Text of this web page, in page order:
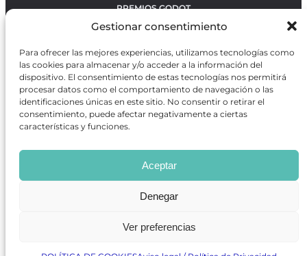
Gestionar consentimiento
Para ofrecer las mejores experiencias, utilizamos tecnologías como
las cookies para almacenar y/o acceder a la información del
dispositivo. El consentimiento de estas tecnologías nos permitirá
procesar datos como el comportamiento de navegación o las
identificaciones únicas en este sitio. No consentir o retirar el
consentimiento, puede afectar negativamente a ciertas
características y funciones.
Aceptar
Denegar
Ver preferencias
PREMIOS GODOT
CONTACTO
OBRAS MÁS VOTADAS
RANKING MEJORES OBRAS
BÚSQUEDA AVANZADA DE OBRAS
Revista GODOTes una revista independiente especializada
en información sobre artes escénicas de Madrid, gratuita y
que se distribuye en espacios escénicos, además de otros
puntos de interés turístico y de ocio de la capital.